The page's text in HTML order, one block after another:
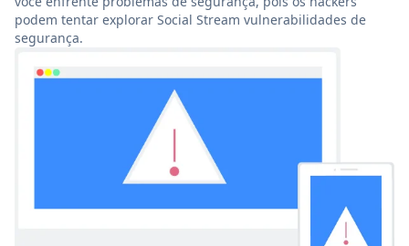
podem tentar explorar Social Stream vulnerabilidades de
segurança.